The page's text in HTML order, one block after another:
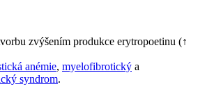
zvýšením produkce erytropoetinu (↑
anémie, myelofibrotický a
syndrom.